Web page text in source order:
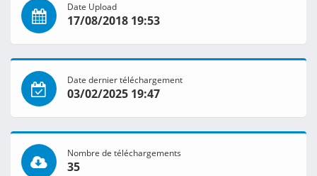
Date Upload
17/08/2018 19:53
Date dernier téléchargement
03/02/2025 19:47
Nombre de téléchargements
35